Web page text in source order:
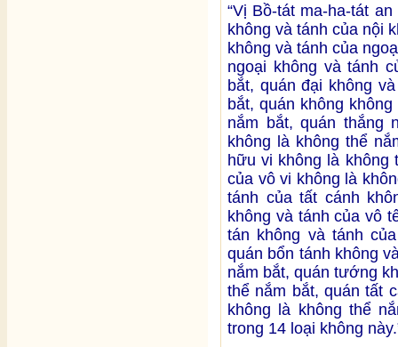
“Vị Bồ-tát ma-ha-tát
không và tánh của nội
không và tánh của
ngoại không và tánh
bắt, quán đại không
bắt, quán không
nắm bắt, quán thắng
không là không thể
hữu vi không là không
của vô vi không là
tánh của tất cánh
không và tánh của vô
tán không và tánh
quán bổn tánh không
nắm bắt, quán tướng
thể nắm bắt, quán tất
không là không thể
trong 14 loại không